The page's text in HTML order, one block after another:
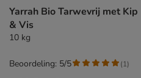
Yarrah Bio Tarwevrij met Kip
& Vis
10 kg
Beoordeling: 5/5 (1)